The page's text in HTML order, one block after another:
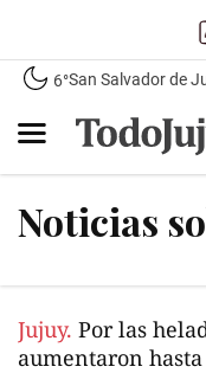
6°San Salvador de
Noticias
Jujuy. Por las
aumentaron